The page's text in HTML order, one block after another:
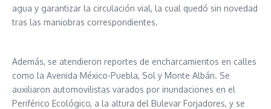
agua y garantizar la circulación vial, la cual quedó sin novedad
tras las maniobras correspondientes.
Además, se atendieron reportes de encharcamientos en calles
como la Avenida México-Puebla, Sol y Monte Albán. Se
auxiliaron automovilistas varados por inundaciones en el
Periférico Ecológico, a la altura del Bulevar Forjadores, y se